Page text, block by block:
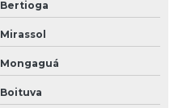
Bertioga
Mirassol
Mongaguá
Boituva